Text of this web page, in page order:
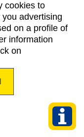
cookies to
advertising
on a profile of
information
on